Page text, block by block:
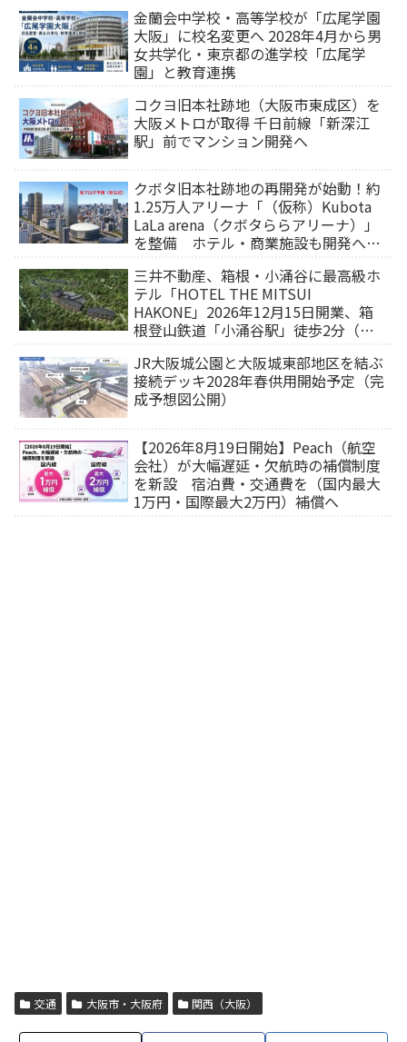
金蘭会中学校・高等学校が「広尾学園
大阪」に校名変更へ 2028年4月から男
女共学化・東京都の進学校「広尾学
園」と教育連携
コクヨ旧本社跡地（大阪市東成区）を
大阪メトロが取得 千日前線「新深江
駅」前でマンション開発へ
クボタ旧本社跡地の再開発が始動！約
1.25万人アリーナ「（仮称）Kubota
LaLa arena（クボタららアリーナ）」
を整備 ホテル・商業施設も開発へ
三井不動産、箱根・小涌谷に最高級ホ
テル「HOTEL THE MITSUI
HAKONE」2026年12月15日開業、箱
根登山鉄道「小涌谷駅」徒歩2分（旅
JR大阪城公園と大阪城東部地区を結ぶ
接続デッキ2028年春供用開始予定（完
成予想図公開）
【2026年8月19日開始】Peach（航空
会社）が大幅遅延・欠航時の補償制度
を新設 宿泊費・交通費を（国内最大
1万円・国際最大2万円）補償へ
交通 大阪市・大阪府 関西（大阪）